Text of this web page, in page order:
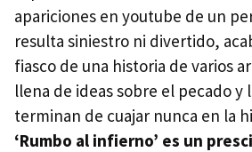
apariciones en youtube de un
resulta siniestro ni divertido,
fiasco de una historia de varios
llena de ideas sobre el pecado y
terminan de cuajar nunca en la
‘Rumbo al infierno’ es un